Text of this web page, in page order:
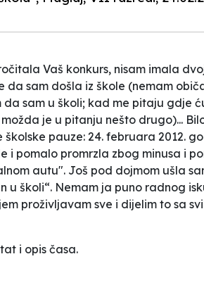
Vaš konkurs, nisam imala
da sam došla iz škole (nemam
sam u školi; kad me pitaju gdje
je u pitanju nešto drugo)...
pauze: 24. februara 2012.
i pomalo promrzla zbog minusa i
autu". Još pod dojmom ušla
u školi“. Nemam ja puno radnog
proživljavam sve i dijelim to sa
i opis časa.